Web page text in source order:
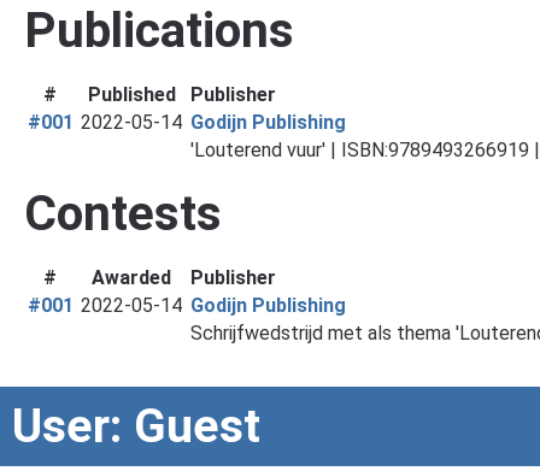
Publications
# Published
Publisher
#001 2022-05-14 Godijn Publishing
'Louterend vuur' | ISBN:9789493266919
Contests
# Awarded
Publisher
#001 2022-05-14 Godijn Publishing
Schrijfwedstrijd met als thema
User: Guest